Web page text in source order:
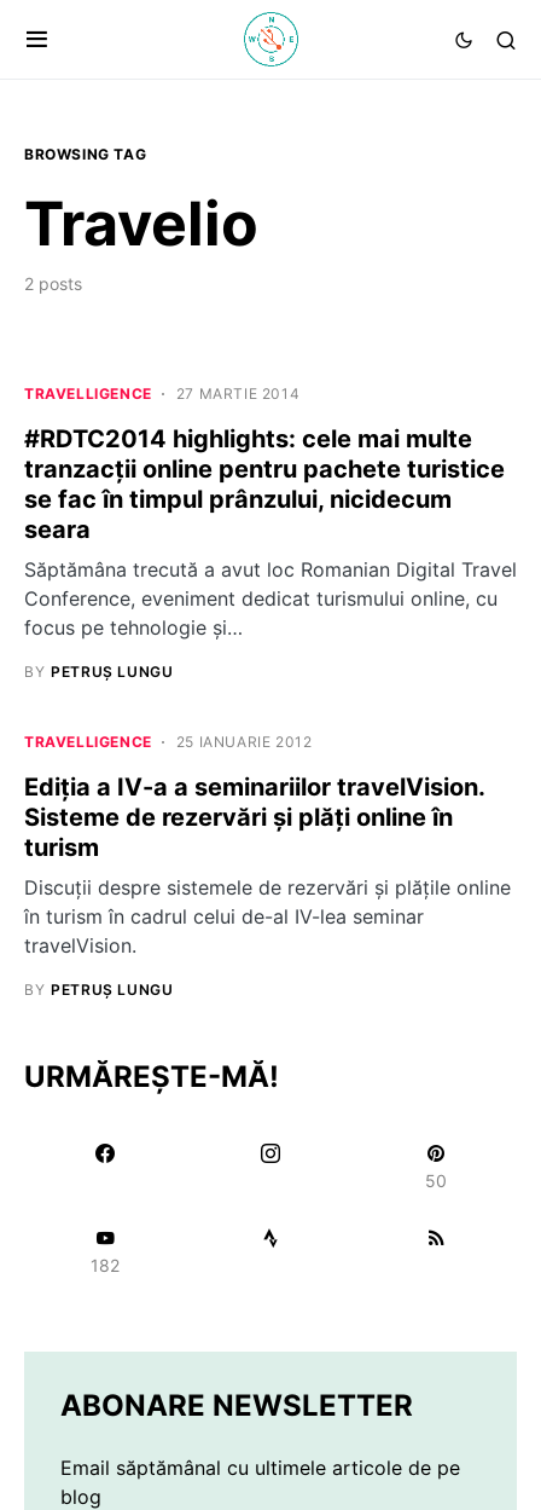
BROWSING TAG
Travelio
2 posts
TRAVELLIGENCE 27 MARTIE 2014
#RDTC2014 highlights: cele mai multe
tranzacții online pentru pachete turistice
se fac în timpul prânzului, nicidecum
seara
Săptămâna trecută a avut loc Romanian Digital Travel
Conference, eveniment dedicat turismului online, cu
focus pe tehnologie și…
BY PETRUȘ LUNGU
TRAVELLIGENCE 25 IANUARIE 2012
Ediția a IV-a a seminariilor travelVision.
Sisteme de rezervări și plăți online în
turism
Discuții despre sistemele de rezervări și plățile online
în turism în cadrul celui de-al IV-lea seminar
travelVision.
BY PETRUȘ LUNGU
URMĂREȘTE-MĂ!
50
182
ABONARE NEWSLETTER
Email săptămânal cu ultimele articole de pe
blog